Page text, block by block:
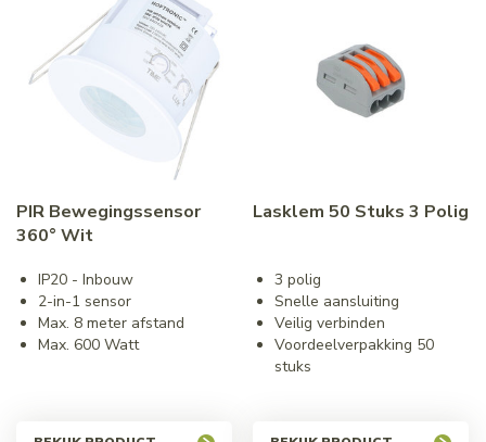
PIR Bewegingssensor
360° Wit
IP20 - Inbouw
2-in-1 sensor
Max. 8 meter afstand
Max. 600 Watt
Lasklem 50 Stuks 3 Polig
3 polig
Snelle aansluiting
Veilig verbinden
Voordeelverpakking 50
stuks